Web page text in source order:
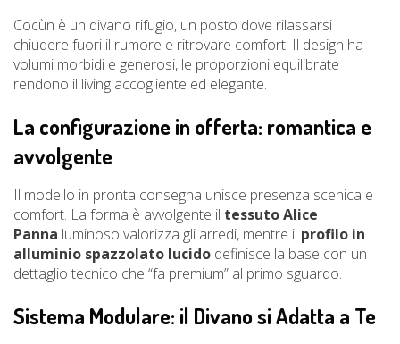
Cocùn è un divano rifugio, un posto dove rilassarsi
chiudere fuori il rumore e ritrovare comfort. Il design ha
volumi morbidi e generosi, le proporzioni equilibrate
rendono il living accogliente ed elegante.
La configurazione in offerta: romantica e
avvolgente
Il modello in pronta consegna unisce presenza scenica e
comfort. La forma è avvolgente il tessuto Alice
Panna luminoso valorizza gli arredi, mentre il profilo in
alluminio spazzolato lucido definisce la base con un
dettaglio tecnico che “fa premium” al primo sguardo.
Sistema Modulare: il Divano si Adatta a Te